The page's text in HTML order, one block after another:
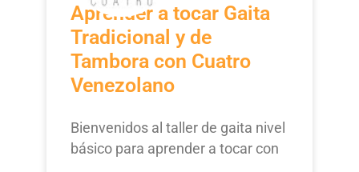
Aprender a tocar Gaita
Tradicional y de
Tambora con Cuatro
Venezolano
Bienvenidos al taller de gaita nivel
básico para aprender a tocar con